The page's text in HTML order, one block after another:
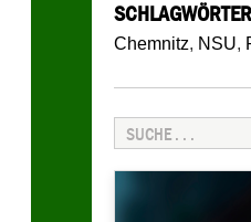
SCHLAGWÖRTER
Chemnitz, NSU,